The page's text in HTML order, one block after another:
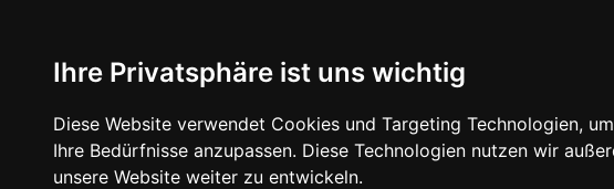
Ihre Privatsphäre ist uns wichtig
Diese Website verwendet Cookies und Targeting Technologien,
Ihre Bedürfnisse anzupassen. Diese Technologien nutzen wir
unsere Website weiter zu entwickeln.